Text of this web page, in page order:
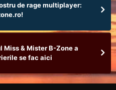
de rage multiplayer:
Miss & Mister B-Zone a
se fac aici